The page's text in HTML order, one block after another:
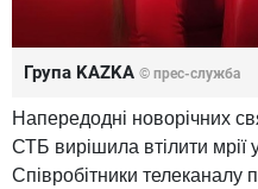
Група KAZKA © прес-служба
Напередодні новорічних
СТБ вирішила втілити мрії
Співробітники телеканалу